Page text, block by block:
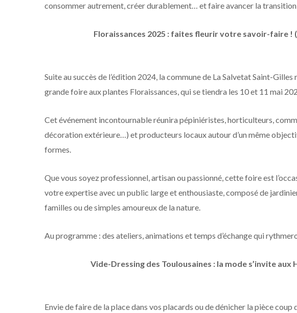
consommer autrement, créer durablement… et faire avancer la transition
Floraissances 2025 : faites fleurir votre savoir-faire !
Suite au succès de l’édition 2024, la commune de La Salvetat Saint-
grande foire aux plantes Floraissances, qui se tiendra les 10 et 11 mai
Cet événement incontournable réunira pépiniéristes, horticulteurs,
décoration extérieure…) et producteurs locaux autour d’un même
formes.
Que vous soyez professionnel, artisan ou passionné, cette foire est
votre expertise avec un public large et enthousiaste, composé de
familles ou de simples amoureux de la nature.
Au programme : des ateliers, animations et temps d’échange qui
Vide-Dressing des Toulousaines : la mode s’invite aux
Envie de faire de la place dans vos placards ou de dénicher la pièce